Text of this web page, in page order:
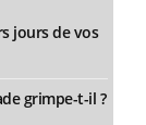
jours de vos
grimpe-t-il ?